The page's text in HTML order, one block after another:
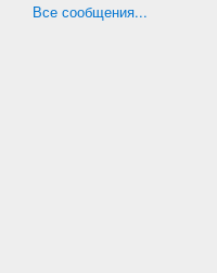
Все сообщения...